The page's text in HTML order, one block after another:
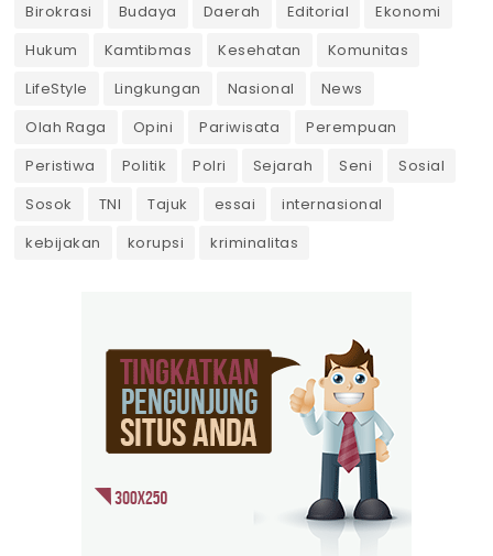
Birokrasi Budaya Daerah Editorial
Ekonomi
Hukum
Kamtibmas Kesehatan
Komunitas
LifeStyle
Lingkungan Nasional
News
Olah Raga
Opini Pariwisata
Perempuan
Peristiwa
Politik Polri Sejarah Seni
Sosial
Sosok
TNI Tajuk essai
internasional
kebijakan
korupsi kriminalitas